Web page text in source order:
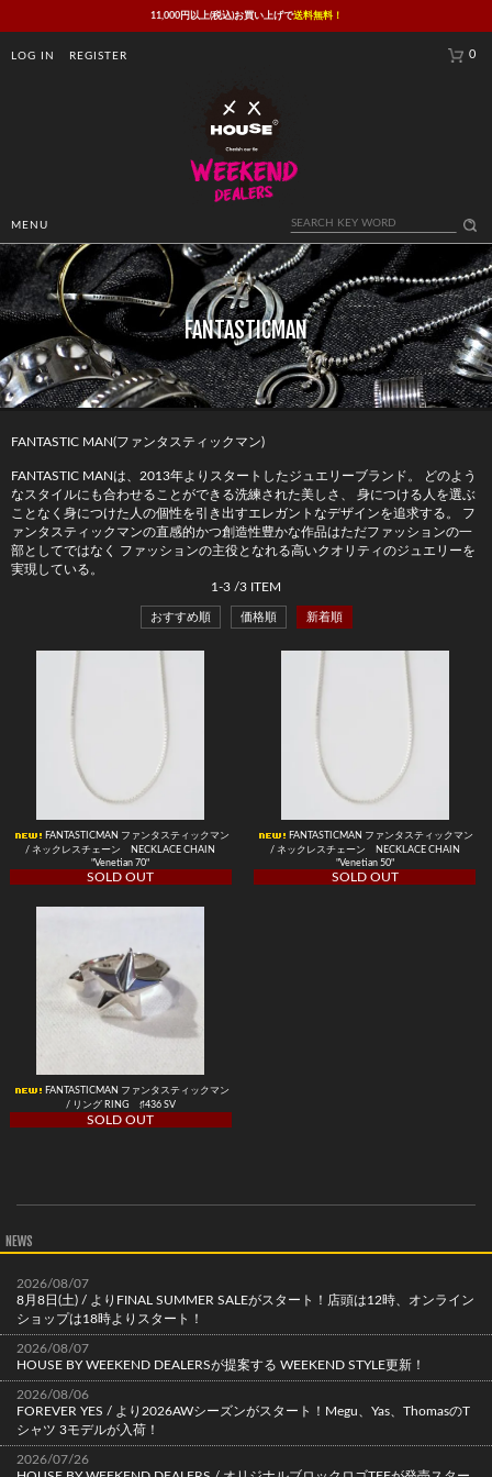
11,000円以上(税込)お買い上げで送料無料！
LOG IN REGISTER 0
MENU
FANTASTICMAN
FANTASTIC MAN(ファンタスティックマン)
FANTASTIC MANは、2013年よりスタートしたジュエリーブランド。 どのよう
なスタイルにも合わせることができる洗練された美しさ、 身につける人を選ぶ
ことなく身につけた人の個性を引き出すエレガントなデザインを追求する。 フ
ァンタスティックマンの直感的かつ創造性豊かな作品はただファッションの一
部としてではなく ファッションの主役となれる高いクオリティのジュエリーを
実現している。
1 -3 /3 ITEM
おすすめ順 価格順 新着順
FANTASTICMAN ファンタスティックマン
/ ネックレスチェーン NECKLACE CHAIN
"Venetian 70"
SOLD OUT
FANTASTICMAN ファンタスティックマン
/ ネックレスチェーン NECKLACE CHAIN
"Venetian 50"
SOLD OUT
FANTASTICMAN ファンタスティックマン
/ リング RING ♯436 SV
SOLD OUT
NEWS
2026/08/07
8月8日(土) / よりFINAL SUMMER SALEがスタート！店頭は12時、オンライン
ショップは18時よりスタート！
2026/08/07
HOUSE BY WEEKEND DEALERSが提案する WEEKEND STYLE更新！
2026/08/06
FOREVER YES / より2026AWシーズンがスタート！Megu、Yas、ThomasのT
シャツ 3モデルが入荷！
2026/07/26